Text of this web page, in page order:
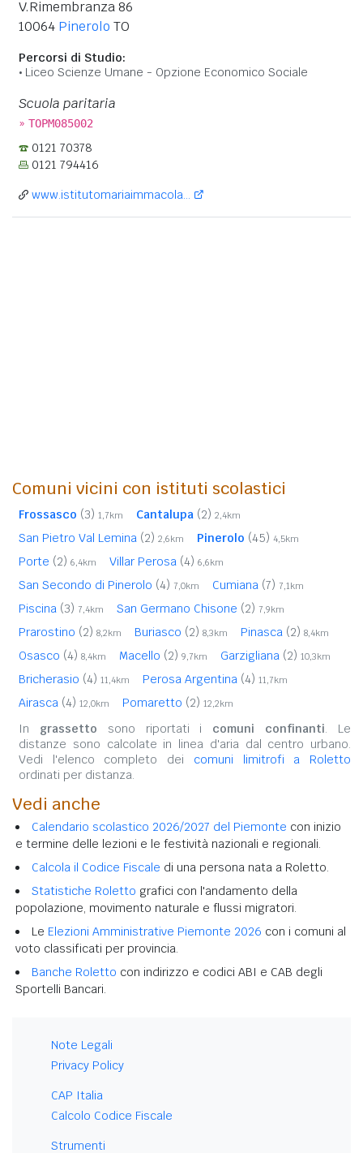
V.Rimembranza 86
10064 Pinerolo TO
Percorsi di Studio:
Liceo Scienze Umane - Opzione Economico Sociale
Scuola paritaria
» TOPM085002
0121 70378
0121 794416
www.istitutomariaimmacola...
Comuni vicini con istituti scolastici
Frossasco (3) 1,7km Cantalupa (2) 2,4km
San Pietro Val Lemina (2) 2,6km Pinerolo (45) 4,5km
Porte (2) 6,4km Villar Perosa (4) 6,6km
San Secondo di Pinerolo (4) 7,0km Cumiana (7) 7,1km
Piscina (3) 7,4km San Germano Chisone (2) 7,9km
Prarostino (2) 8,2km Buriasco (2) 8,3km Pinasca (2) 8,4km
Osasco (4) 8,4km Macello (2) 9,7km Garzigliana (2) 10,3km
Bricherasio (4) 11,4km Perosa Argentina (4) 11,7km
Airasca (4) 12,0km Pomaretto (2) 12,2km
In grassetto sono riportati i comuni confinanti. Le
distanze sono calcolate in linea d'aria dal centro urbano.
Vedi l'elenco completo dei comuni limitrofi a Roletto
ordinati per distanza.
Vedi anche
Calendario scolastico 2026/2027 del Piemonte con inizio
e termine delle lezioni e le festività nazionali e regionali.
Calcola il Codice Fiscale di una persona nata a Roletto.
Statistiche Roletto grafici con l'andamento della
popolazione, movimento naturale e flussi migratori.
Le Elezioni Amministrative Piemonte 2026 con i comuni al
voto classificati per provincia.
Banche Roletto con indirizzo e codici ABI e CAB degli
Sportelli Bancari.
Note Legali
Privacy Policy
CAP Italia
Calcolo Codice Fiscale
Strumenti